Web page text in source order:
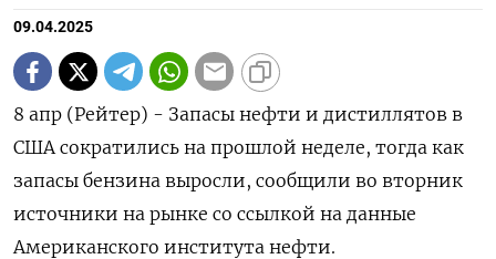
09.04.2025
8 апр (Рейтер) - Запасы нефти и дистиллятов в
США сократились на прошлой неделе, тогда как
запасы бензина выросли, сообщили во вторник
источники на рынке со ссылкой на данные
Американского института нефти.